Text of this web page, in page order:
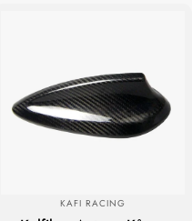
LEVERANTÖR:
KAFI RACING